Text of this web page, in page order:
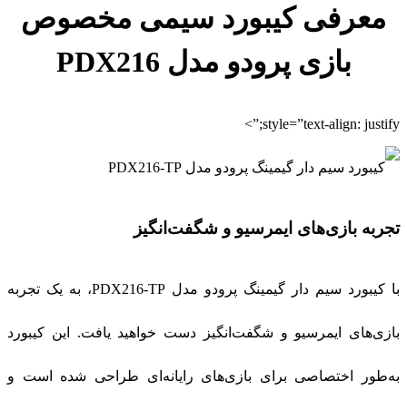
معرفی کیبورد سیمی مخصوص
بازی پرودو مدل PDX216
style=”text-align: justify;”>
تجربه بازی‌های ایمرسیو و شگفت‌انگیز
با کیبورد سیم دار گیمینگ پرودو مدل PDX216-TP، به یک تجربه
بازی‌های ایمرسیو و شگفت‌انگیز دست خواهید یافت. این کیبورد
به‌طور اختصاصی برای بازی‌های رایانه‌ای طراحی شده است و